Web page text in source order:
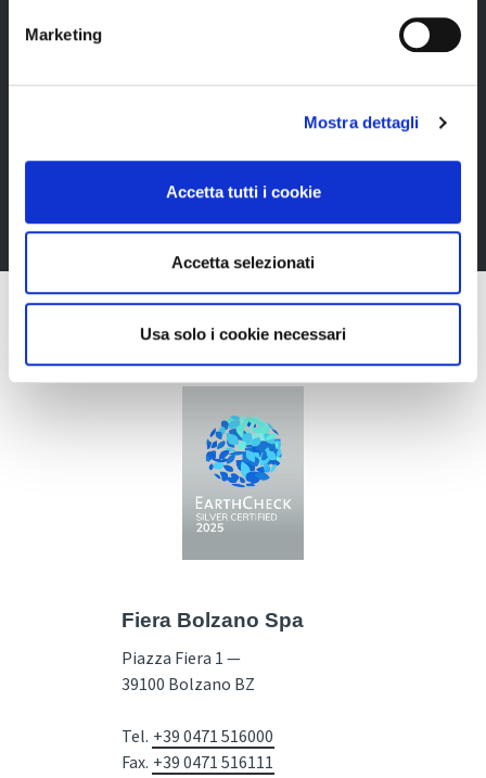
Marketing
Mostra dettagli
Accetta tutti i cookie
Accetta selezionati
Usa solo i cookie necessari
Rimani sempre aggiornata*o sui nostri eventi, ricevi
informazioni utili in anteprima! Naturalmente senza
alcun costo.
Fiera Bolzano Spa
Piazza Fiera 1 —
39100 Bolzano BZ
Tel. +39 0471 516000
Fax. +39 0471 516111